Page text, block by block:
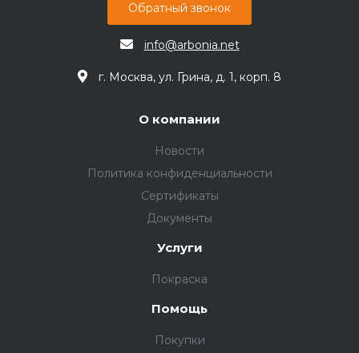
Обратный звонок
info@arbonia.net
г. Москва, ул. Грина, д. 1, корп. 8
О компании
Новости
Политика конфиденциальности
Сертификаты
Документы
Услуги
Покраска
Помощь
Покупки